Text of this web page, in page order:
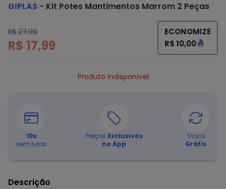
GIPLAS - Kit Potes Mantimentos Marrom 2 Peças
R$ 27,99
R$ 17,99
ECONOMIZE
R$ 10,00
Produto indisponível
10x
sem juros
Preços Exclusivos
no App
Troca
Grátis
Descrição